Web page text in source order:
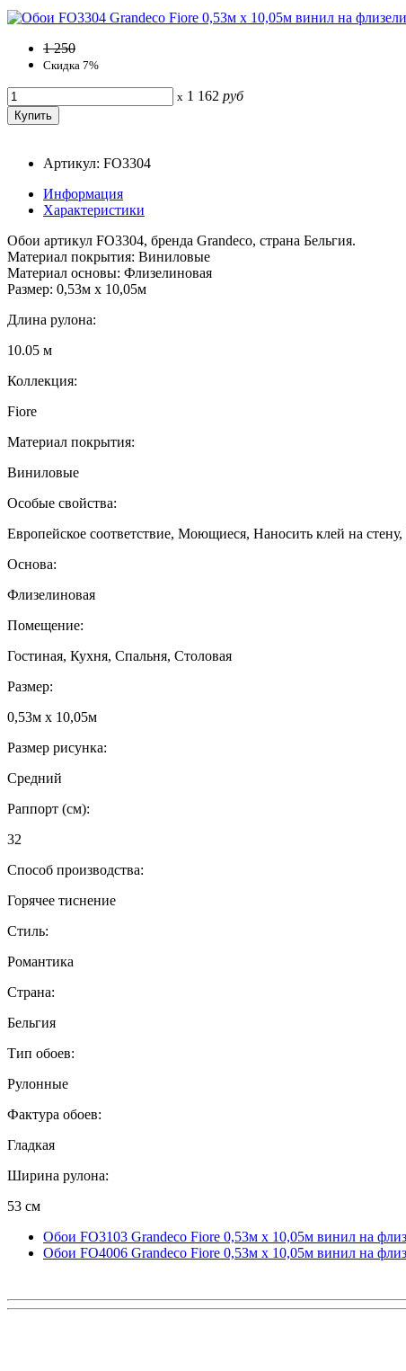
1 250
Скидка 7%
x 1 162 руб
Артикул: FO3304
Информация
Характеристики
Обои артикул FO3304, бренда Grandeco, страна Бельгия.
Материал покрытия: Виниловые
Материал основы: Флизелиновая
Размер: 0,53м x 10,05м
Длина рулона:
10.05 м
Коллекция:
Fiore
Материал покрытия:
Виниловые
Особые свойства:
Европейское соответствие, Моющиеся, Наносить клей на
Основа:
Флизелиновая
Помещение:
Гостиная, Кухня, Спальня, Столовая
Размер:
0,53м x 10,05м
Размер рисунка:
Средний
Раппорт (см):
32
Способ производства:
Горячее тиснение
Стиль:
Романтика
Страна:
Бельгия
Тип обоев:
Рулонные
Фактура обоев:
Гладкая
Ширина рулона:
53 см
Обои FO3103 Grandeco Fiore 0,53м x 10,05м винил на
Обои FO4006 Grandeco Fiore 0,53м x 10,05м винил на